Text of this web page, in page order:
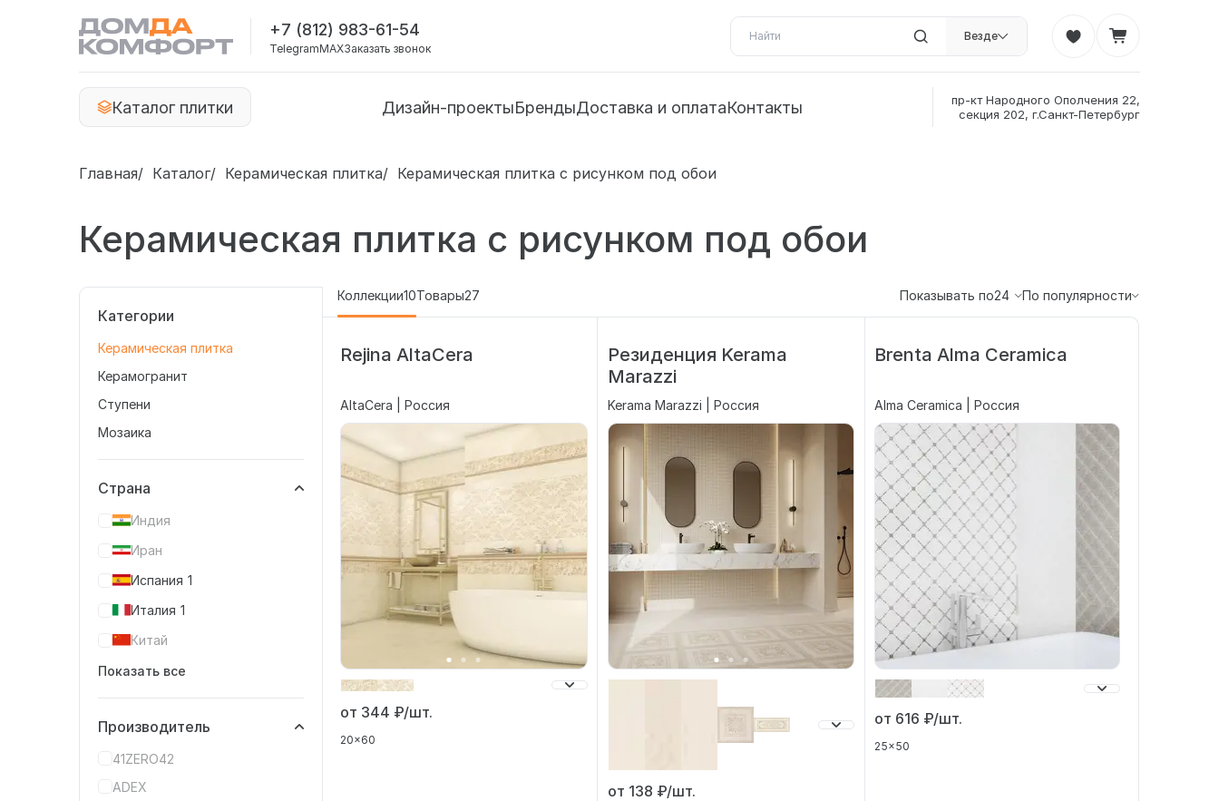
+7 (812) 983-61-54
TelegramMAXЗаказать звонок
Везде
Каталог плитки Дизайн-проектыБрендыДоставка и оплатаКонтакты
пр-кт Народного Ополчения 22,
секция 202, г.Санкт-Петербург
Главная Каталог Керамическая плитка Керамическая плитка с рисунком под обои
Керамическая плитка с рисунком под обои
Категории
Керамическая плитка
Керамогранит
Ступени
Мозаика
Страна
Индия
Иран
Испания 1
Италия 1
Китай
Показать все
Производитель
41ZERO42
ADEX
Коллекции10Товары27 Показывать по24 По популярности
Rejina AltaCera
AltaCera | Россия
от 344 ₽/шт.
20x60
Резиденция Kerama
Marazzi
Kerama Marazzi | Россия
от 138 ₽/шт.
Brenta Alma Ceramica
Alma Ceramica | Россия
от 616 ₽/шт.
25x50